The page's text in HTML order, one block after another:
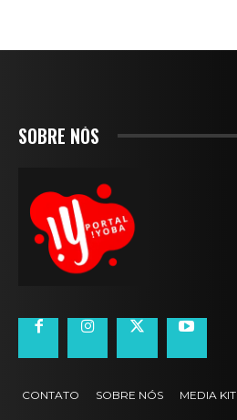
SOBRE NÓS
CONTATO SOBRE NÓS MEDIA KIT